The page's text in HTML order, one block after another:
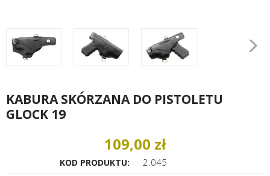
KABURA SKÓRZANA DO PISTOLETU
GLOCK 19
109,00 zł
KOD PRODUKTU: 2.045